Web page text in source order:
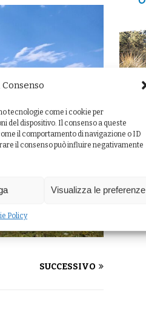
tecnologie come i cookie per
del dispositivo. Il consenso a queste
il comportamento di navigazione o ID
il consenso può influire negativamente
Visualizza le preferenze
Policy
SUCCESSIVO